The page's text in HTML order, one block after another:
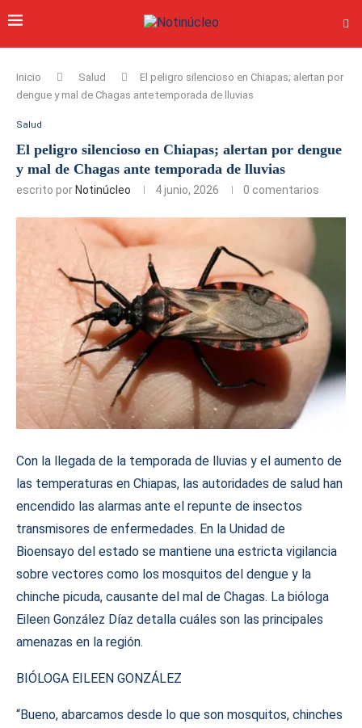
Inicio Salud
El peligro silencioso en Chiapas; alertan por
dengue y mal de Chagas ante temporada de lluvias
Salud
El peligro silencioso en Chiapas; alertan por dengue
y mal de Chagas ante temporada de lluvias
escrito por Notinúcleo 4 junio, 2026 0 comentarios
Con la llegada de la temporada de lluvias y el aumento de
las temperaturas en Chiapas, las autoridades de salud han
encendido las alarmas ante el repunte de insectos
transmisores de enfermedades. En la Unidad de
Bioensayo del estado se mantiene una estricta vigilancia
sobre vectores como los mosquitos del dengue y la
chinche picuda, causante del mal de Chagas. La bióloga
Eileen González Díaz detalla cuáles son las principales
amenazas en la región.
BIÓLOGA EILEEN GONZÁLEZ
“Bueno, abarcamos desde lo que son mosquitos, chinches